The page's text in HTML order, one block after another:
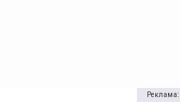
Реклама: